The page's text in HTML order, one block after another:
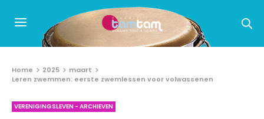
Home 2025
maart
Leren zwemmen: eerste zwemlessen voor volwassenen
VERENIGINGSLEVEN - ARCHIEVEN